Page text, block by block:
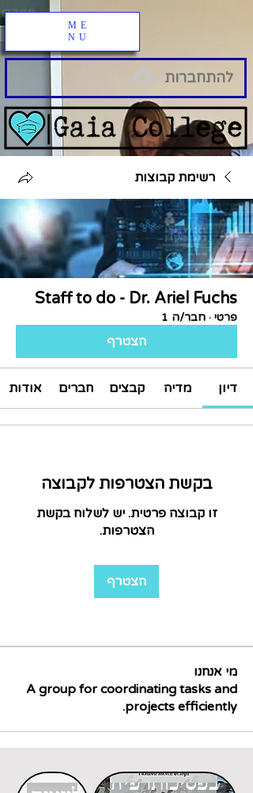
ME
NU
להתחברות
רשימת קבוצות
Staff to do - Dr. Ariel Fuchs
פרטי · חבר/ה 1
הצטרף
דיון מדיה קבצים חברים אודות
בקשת הצטרפות לקבוצה
זו קבוצה פרטית. יש לשלוח בקשת
הצטרפות.
הצטרף
מי אנחנו
A group for coordinating tasks and
projects efficiently.
דוקטורט
בפסיכותרפיה